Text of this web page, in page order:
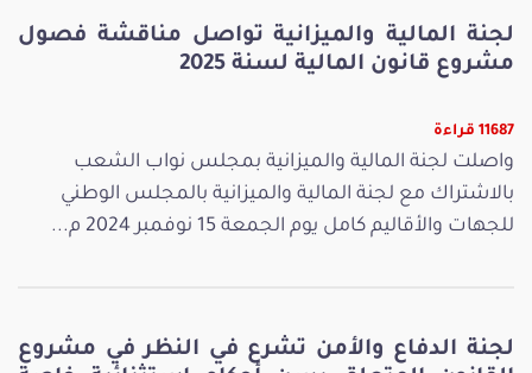
لجنة المالية والميزانية تواصل مناقشة فصول
مشروع قانون المالية لسنة 2025
11687 قراءة
واصلت لجنة المالية والميزانية بمجلس نواب الشعب
بالاشتراك مع لجنة المالية والميزانية بالمجلس الوطني
للجهات والأقاليم كامل يوم الجمعة 15 نوفمبر 2024 م...
لجنة الدفاع والأمن تشرع في النظر في مشروع